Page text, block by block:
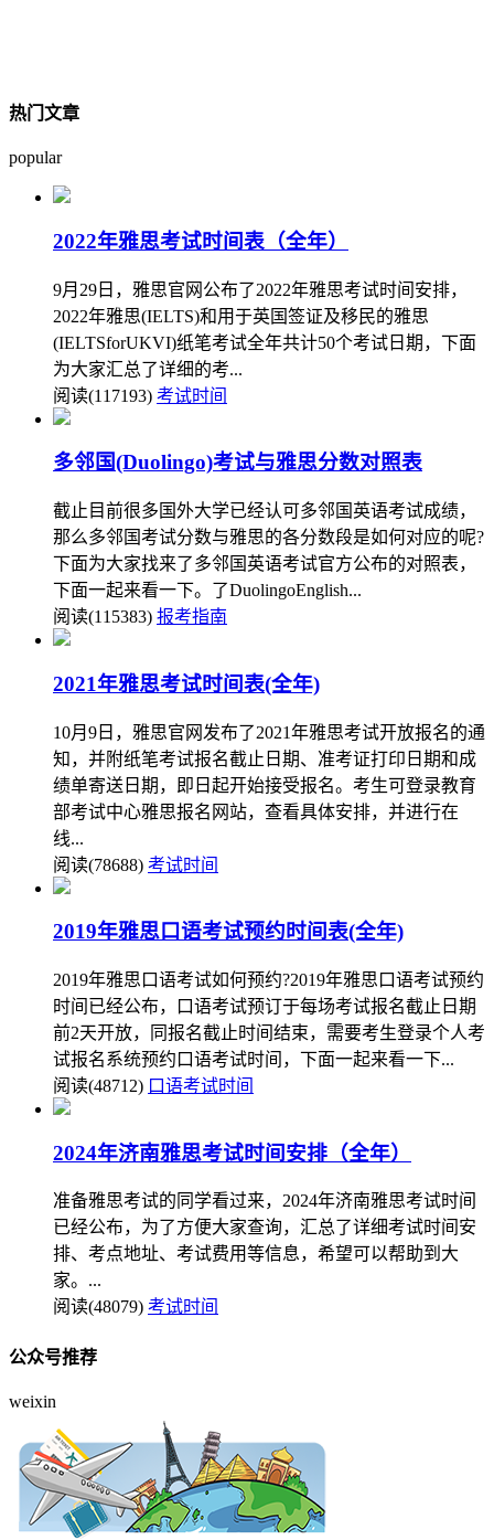
热门文章
popular
2022年雅思考试时间表（全年）
9月29日，雅思官网公布了2022年雅思考试时间安排，
2022年雅思(IELTS)和用于英国签证及移民的雅思
(IELTSforUKVI)纸笔考试全年共计50个考试日期，下面
为大家汇总了详细的考...
阅读(117193) 考试时间
多邻国(Duolingo)考试与雅思分数对照表
截止目前很多国外大学已经认可多邻国英语考试成绩，
那么多邻国考试分数与雅思的各分数段是如何对应的呢?
下面为大家找来了多邻国英语考试官方公布的对照表，
下面一起来看一下。了DuolingoEnglish...
阅读(115383) 报考指南
2021年雅思考试时间表(全年)
10月9日，雅思官网发布了2021年雅思考试开放报名的通
知，并附纸笔考试报名截止日期、准考证打印日期和成
绩单寄送日期，即日起开始接受报名。考生可登录教育
部考试中心雅思报名网站，查看具体安排，并进行在
线...
阅读(78688) 考试时间
2019年雅思口语考试预约时间表(全年)
2019年雅思口语考试如何预约?2019年雅思口语考试预约
时间已经公布，口语考试预订于每场考试报名截止日期
前2天开放，同报名截止时间结束，需要考生登录个人考
试报名系统预约口语考试时间，下面一起来看一下...
阅读(48712) 口语考试时间
2024年济南雅思考试时间安排（全年）
准备雅思考试的同学看过来，2024年济南雅思考试时间
已经公布，为了方便大家查询，汇总了详细考试时间安
排、考点地址、考试费用等信息，希望可以帮助到大
家。...
阅读(48079) 考试时间
公众号推荐
weixin